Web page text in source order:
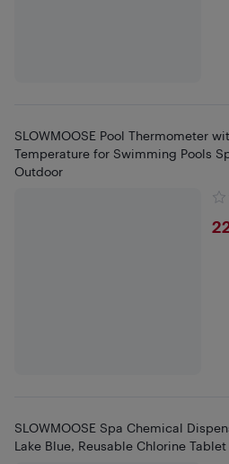
SLOWMOOSE Pool Thermometer
Temperature for Swimming Pools
Outdoor
SLOWMOOSE Spa Chemical
Lake Blue, Reusable Chlorine